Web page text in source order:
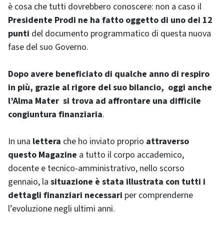
è cosa che tutti dovrebbero conoscere: non a caso il
Presidente Prodi ne ha fatto oggetto di uno dei 12
punti del documento programmatico di questa nuova
fase del suo Governo.
Dopo avere beneficiato di qualche anno di respiro
in più, grazie al rigore del suo bilancio, oggi anche
l’Alma Mater si trova ad affrontare una difficile
congiuntura finanziaria.
In una lettera che ho inviato proprio attraverso
questo Magazine a tutto il corpo accademico,
docente e tecnico-amministrativo, nello scorso
gennaio, la situazione è stata illustrata con tutti i
dettagli finanziari necessari per comprenderne
l’evoluzione negli ultimi anni.